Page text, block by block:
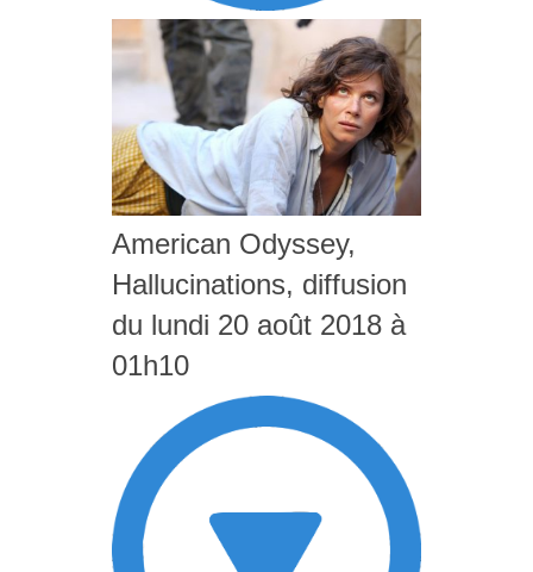
American Odyssey,
Hallucinations, diffusion
du lundi 20 août 2018 à
01h10